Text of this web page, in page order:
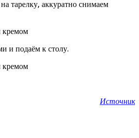
тарелку, аккуратно снимаем
и подаём к столу.
Источник